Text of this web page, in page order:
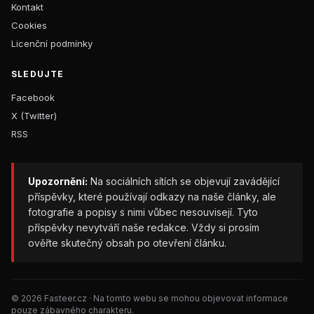
Kontakt
Cookies
Licenční podmínky
SLEDUJTE
Facebook
X (Twitter)
RSS
Upozornění: Na sociálních sítích se objevují zavádějící
příspěvky, které používají odkazy na naše články, ale
fotografie a popisy s nimi vůbec nesouvisejí. Tyto
příspěvky nevytváří naše redakce. Vždy si prosím
ověřte skutečný obsah po otevření článku.
© 2026 Fasteer.cz · Na tomto webu se mohou objevovat informace
pouze zábavného charakteru.